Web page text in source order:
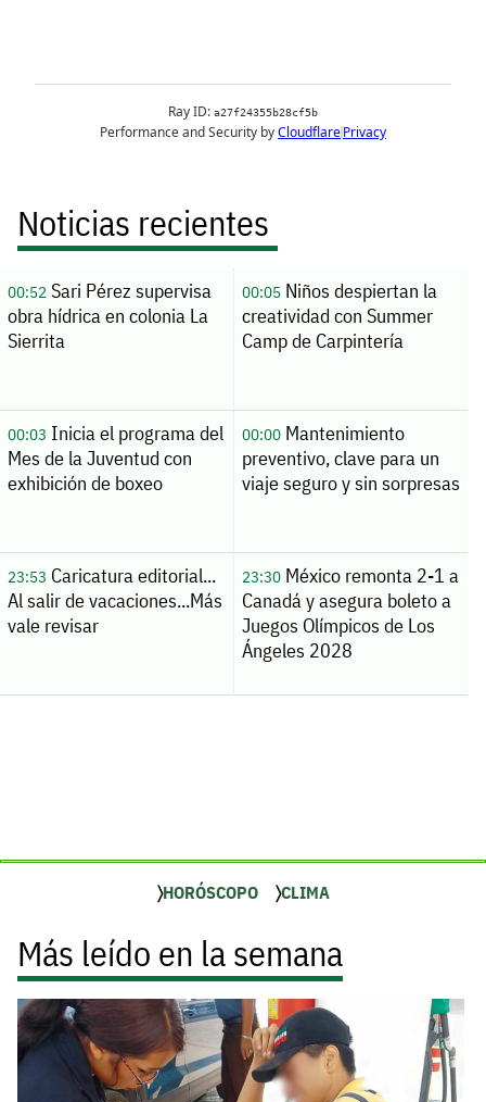
Noticias recientes
00:52Sari Pérez supervisa
obra hídrica en colonia La
Sierrita
00:05Niños despiertan la
creatividad con Summer
Camp de Carpintería
00:03 Inicia el programa del
Mes de la Juventud con
exhibición de boxeo
00:00Mantenimiento
preventivo, clave para un
viaje seguro y sin sorpresas
23:53 Caricatura editorial...
Al salir de vacaciones...Más
vale revisar
23:30México remonta 2-1 a
Canadá y asegura boleto a
Juegos Olímpicos de Los
Ángeles 2028
HORÓSCOPO CLIMA
Más leído en la semana